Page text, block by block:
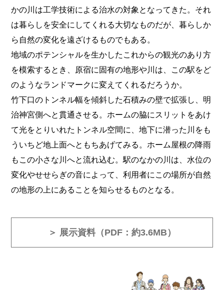
かの川は工学技術による治水の対象となってきた。それ
は暮らしを安全にしてくれる大切なものだが、暮らしか
ら自然の変化を遠ざけるものでもある。
地域のポテンシャルを生かしたこれからの観光のあり方
を模索するとき、原宿に固有の地形や川は、この駅をど
のようなランドマークに変えてくれるだろうか。
竹下口のトンネル幅を傾斜した石積みの壁で拡張し、明
治神宮側へと貫通させる。ホームの脇にスリットをあけ
て光をとりいれたトンネル空間に、地下に潜った川をも
ういちど地上面へともちあげてみる。ホーム屋根の降雨
もこの小さな川へと流れ込む。駅のなかの川は、水位の
変化やせせらぎの音によって、利用者にこの場所が自然
の地形の上にあることを知らせるものとなる。
＞ 展示資料（PDF：約3.6MB）